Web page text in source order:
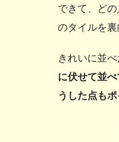
できて、ど
のタイルを裏
きれいに並
に伏せて並
うした点も